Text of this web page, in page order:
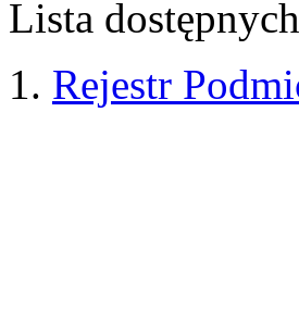
Lista
Rejestr